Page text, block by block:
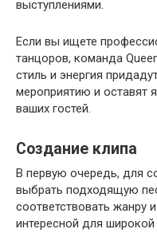
выступлениями.
Если вы ищете
танцоров, команда
стиль и энергия
мероприятию и оставят
ваших гостей.
Создание клипа
В первую очередь, для
выбрать подходящую
соответствовать жанру
интересной для